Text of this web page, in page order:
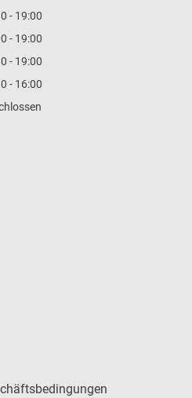
- 19:00
- 19:00
- 19:00
- 16:00